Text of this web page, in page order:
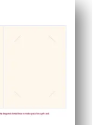
en un recuerdo -
el hogar o en el aula:
graduación enmarca